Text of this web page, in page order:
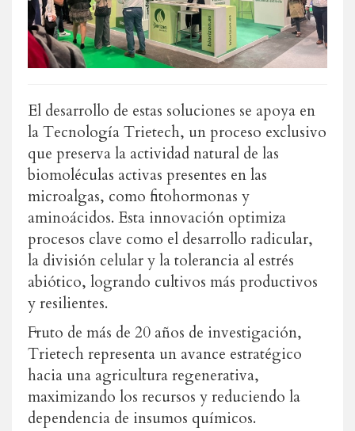
El desarrollo de estas soluciones se apoya en
la Tecnología Trietech, un proceso exclusivo
que preserva la actividad natural de las
biomoléculas activas presentes en las
microalgas, como fitohormonas y
aminoácidos. Esta innovación optimiza
procesos clave como el desarrollo radicular,
la división celular y la tolerancia al estrés
abiótico, logrando cultivos más productivos
y resilientes.
Fruto de más de 20 años de investigación,
Trietech representa un avance estratégico
hacia una agricultura regenerativa,
maximizando los recursos y reduciendo la
dependencia de insumos químicos.